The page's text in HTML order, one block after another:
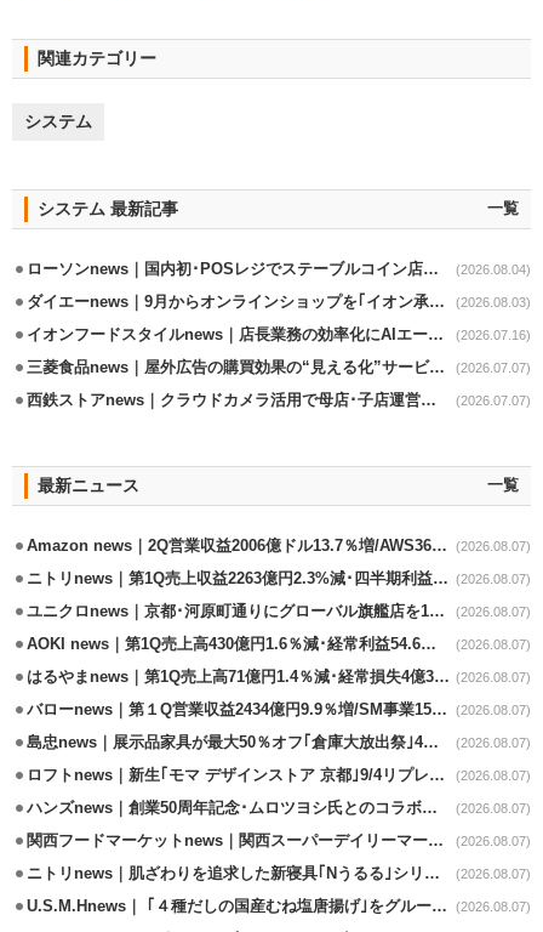
関連カテゴリー
システム
システム 最新記事 一覧
ローソンnews｜国内初･POSレジでステーブルコイン店頭決済実証実験を実施 (2026.08.04)
ダイエーnews｜9月からオンラインショップを｢イオン承りオンライン｣へ移行 (2026.08.03)
イオンフードスタイルnews｜店長業務の効率化にAIエージェント活用実験 (2026.07.16)
三菱食品news｜屋外広告の購買効果の“見える化”サービス開始 (2026.07.07)
西鉄ストアnews｜クラウドカメラ活用で母店･子店運営の効率化 (2026.07.07)
最新ニュース 一覧
Amazon news｜2Q営業収益2006億ドル13.7％増/AWS36.8％％増が貢献 (2026.08.07)
ニトリnews｜第1Q売上収益2263億円2.3%減･四半期利益1.4％減 (2026.08.07)
ユニクロnews｜京都･河原町通りにグローバル旗艦店を11/6開設 (2026.08.07)
AOKI news｜第1Q売上高430億円1.6％減･経常利益54.6％減 (2026.08.07)
はるやまnews｜第1Q売上高71億円1.4％減･経常損失4億3800万円 (2026.08.07)
バローnews｜第１Q営業収益2434億円9.9％増/SM事業15.5％増と絶好調 (2026.08.07)
島忠news｜展示品家具が最大50％オフ｢倉庫大放出祭｣4店舗限定で開催 (2026.08.07)
ロフトnews｜新生｢モマ デザインストア 京都｣9/4リプレイスオープン (2026.08.07)
ハンズnews｜創業50周年記念･ムロツヨシ氏とのコラボ企画｢ムロハンズ｣開催 (2026.08.07)
関西フードマーケットnews｜関西スーパーデイリーマート蒲生店8/7改装 (2026.08.07)
ニトリnews｜肌ざわりを追求した新寝具｢Nうるる｣シリーズを発売 (2026.08.07)
U.S.M.Hnews｜ ｢４種だしの国産むね塩唐揚げ｣をグループ610店で共同販促 (2026.08.07)